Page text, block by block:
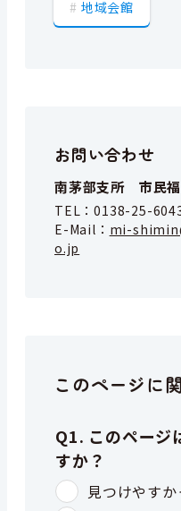
地域会館
お問い合わせ
南茅部支所 市民
TEL：0138-25-
E-Mail： mi-
o.jp
このページに